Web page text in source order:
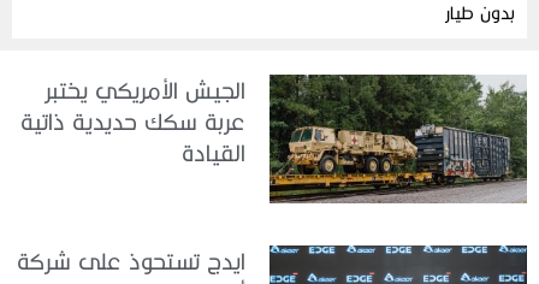
بدون طيار
الجيش الأمريكي يختبر
عربة سكك حديدية ذاتية
القيادة
ايدج تستحوذ على شركة